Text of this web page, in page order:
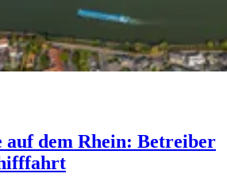
auf dem Rhein: Betreiber